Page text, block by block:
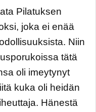
Pilatuksen
joka ei enää
Niin
tätä
oli imeytynyt
kuka oli heidän
Hänestä